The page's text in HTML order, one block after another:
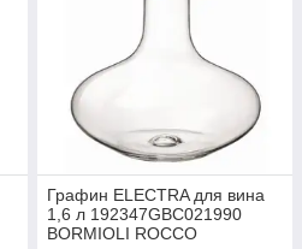
Графин ELECTRA для вина
1,6 л 192347GBC021990
BORMIOLI ROCCO